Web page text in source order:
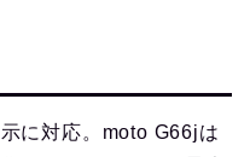
に対応。moto G66jは